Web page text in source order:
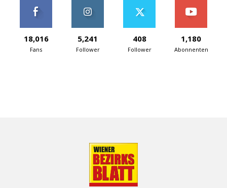
18,016
Fans
5,241
Follower
408
Follower
1,180
Abonnenten